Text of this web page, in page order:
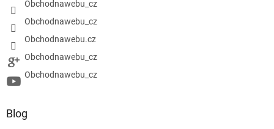
Obchodnawebu_cz
Obchodnawebu_cz
Obchodnawebu.cz
Obchodnawebu_cz
Obchodnawebu_cz
Blog